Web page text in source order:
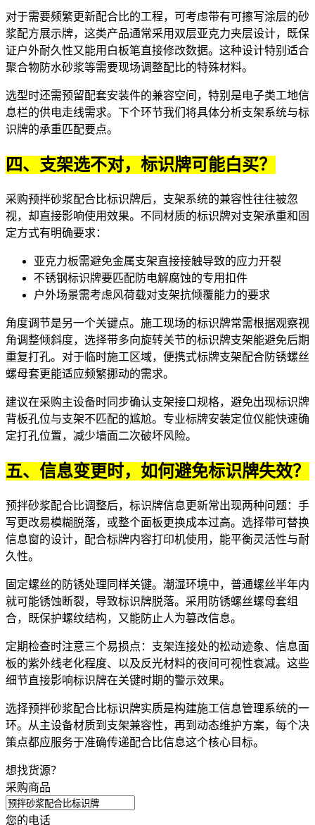
对于需要频繁更新配合比的工程，可考虑带有可擦写涂层的砂
浆配方展示牌，这类产品通常采用双层亚克力夹层设计，既保
证户外耐久性又能用白板笔直接修改数据。这种设计特别适合
聚合物防水砂浆等需要现场调整配比的特殊材料。
选型时还需预留配套安装件的兼容空间，特别是电子类工地信
息栏的供电走线需求。下个环节我们将具体分析支架系统与标
识牌的承重匹配要点。
四、支架选不对，标识牌可能白买？
采购预拌砂浆配合比标识牌后，支架系统的兼容性往往被忽
视，却直接影响使用效果。不同材质的标识牌对支架承重和固
定方式有明确要求：
亚克力板需避免金属支架直接接触导致的应力开裂
不锈钢标识牌要匹配防电解腐蚀的专用扣件
户外场景需考虑风荷载对支架抗倾覆能力的要求
角度调节是另一个关键点。施工现场的标识牌常需根据观察视
角调整倾斜度，选择带多向旋转关节的标识牌支架能避免后期
重复打孔。对于临时施工区域， 便携式标牌支架配合防锈螺丝
螺母套更能适应频繁挪动的需求。
建议在采购主设备时同步确认支架接口规格，避免出现标识牌
背板孔位与支架不匹配的尴尬。专业标牌安装定位仪能快速确
定打孔位置，减少墙面二次破坏风险。
五、信息变更时，如何避免标识牌失效？
预拌砂浆配合比调整后，标识牌信息更新常出现两种问题：手
写更改易模糊脱落，或整个面板更换成本过高。选择带可替换
信息窗的设计，配合标牌内容打印机使用，能平衡灵活性与耐
久性。
固定螺丝的防锈处理同样关键。潮湿环境中，普通螺丝半年内
就可能锈蚀断裂，导致标识牌脱落。采用防锈螺丝螺母套组
合，既保护螺纹结构，又能防止人为篡改信息。
定期检查时注意三个易损点：支架连接处的松动迹象、信息面
板的紫外线老化程度、以及反光材料的夜间可视性衰减。这些
细节直接影响标识牌在关键时期的警示效果。
选择预拌砂浆配合比标识牌实质是构建施工信息管理系统的一
环。从主设备材质到支架兼容性，再到动态维护方案，每个决
策点都应服务于准确传递配合比信息这个核心目标。
想找货源？
采购商品
您的电话